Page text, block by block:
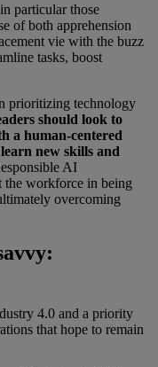
particular those
of both apprehension
vie with the buzz
tasks, boost
prioritizing technology
should look to
a human-centered
new skills and
AI
the workforce in being
overcoming
4.0 and a priority
that hope to remain